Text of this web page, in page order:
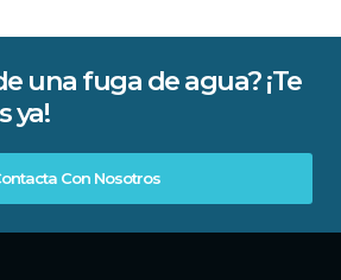
una fuga de agua? ¡Te
ya!
Con Nosotros